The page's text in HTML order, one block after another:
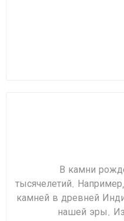
В камни
тысячелетий.
камней в древней
нашей эры.